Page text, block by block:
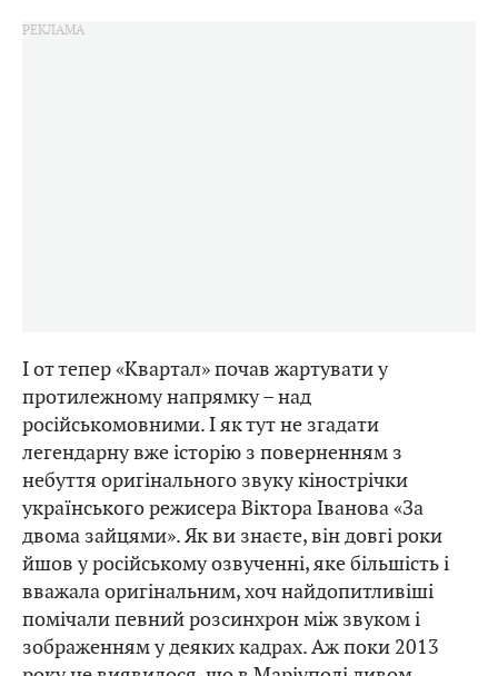
І от тепер «Квартал» почав жартувати у
протилежному напрямку – над
російськомовними. І як тут не згадати
легендарну вже історію з поверненням з
небуття оригінального звуку кінострічки
українського режисера Віктора Іванова «За
двома зайцями». Як ви знаєте, він довгі роки
йшов у російському озвученні, яке більшість і
вважала оригінальним, хоч найдопитливіші
помічали певний розсинхрон між звуком і
зображенням у деяких кадрах. Аж поки 2013